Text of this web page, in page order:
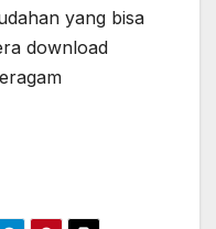
yang bisa
download